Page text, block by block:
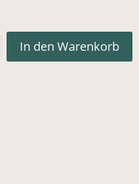
Cupu Cool Jelly Balm Menge
In den Warenkorb